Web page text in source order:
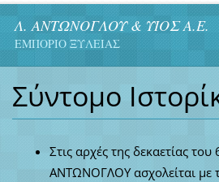
Λ. ΑΝΤΩΝΟΓΛΟΥ & ΥΙΟΣ Α.Ε.
ΕΜΠΟΡΙΟ ΞΥΛΕΙΑΣ
Σύντομο
Στις αρχές της δεκαετίας
ΑΝΤΩΝΟΓΛΟΥ ασχολείται με